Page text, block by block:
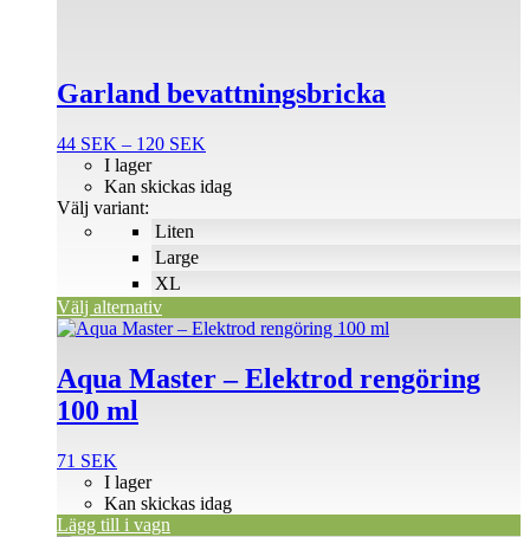
Garland bevattningsbricka
44 SEK – 120 SEK
till
Liten
Large
XL
I lager
Kan skickas idag
Välj variant:
Välj alternativ
kan
väljas
produktsidan
Aqua Master – Elektrod rengöring
100 ml
71 SEK
I lager
Kan skickas idag
Lägg till i vagn